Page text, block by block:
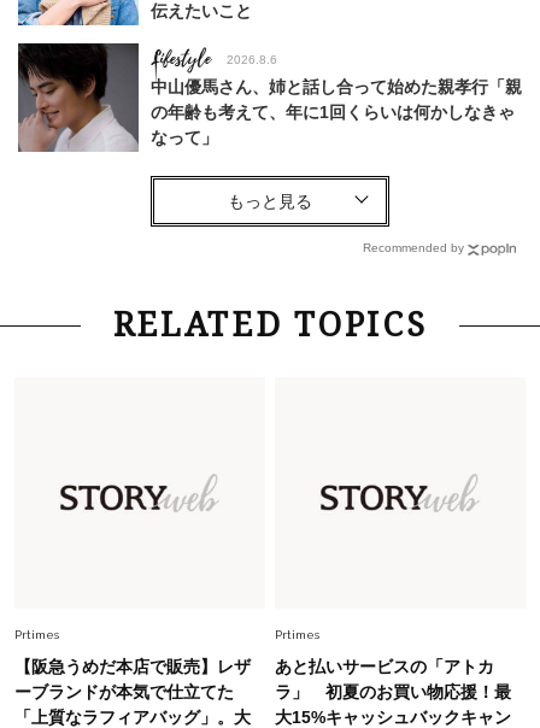
伝えたいこと
Lifestyle 2026.8.6
中山優馬さん、姉と話し合って始めた親孝行「親
の年齢も考えて、年に1回くらいは何かしなきゃ
なって」
Lifestyle
「お若いですね」は褒め言葉？“若い＝美しい”と
Lifestyle 2026.8.6
26年夏の【開運アクション】は”ひと拭き”習
を育み中「理想の暮らしよりも今の心地よさを選
んだ」
Fashion 2026.7.16
白黒でもこんなに華やぐ！40代、夏の「甘めト
Recommended by
RELATED TOPICS
Prtimes
【阪急うめだ本店で販売】レザ
ーブランドが本気で仕立てた
「上質なラフィアバッグ」。大
Prtimes
あと払いサービスの「アトカ
ラ」 初夏のお買い物応援！最
大15%キャッシュバックキャン